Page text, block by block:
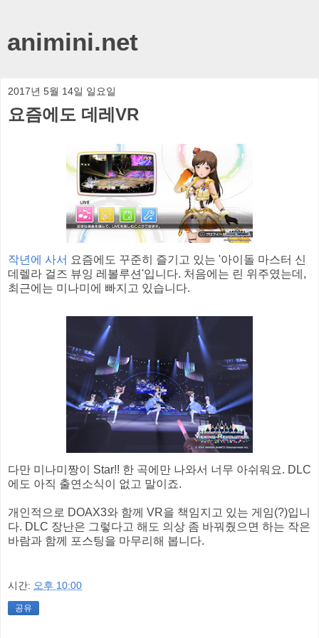
animini.net
2017년 5월 14일 일요일
요즘에도 데레VR
작년에 사서 요즘에도 꾸준히 즐기고 있는 '아이돌 마스터 신
데렐라 걸즈 뷰잉 레볼루션'입니다. 처음에는 린 위주였는데,
최근에는 미나미에 빠지고 있습니다.
다만 미나미짱이 Star!! 한 곡에만 나와서 너무 아쉬워요. DLC
에도 아직 출연소식이 없고 말이죠.
개인적으로 DOAX3와 함께 VR을 책임지고 있는 게임(?)입니
다. DLC 장난은 그렇다고 해도 의상 좀 바꿔줬으면 하는 작은
바람과 함께 포스팅을 마무리해 봅니다.
시간: 오후 10:00
공유